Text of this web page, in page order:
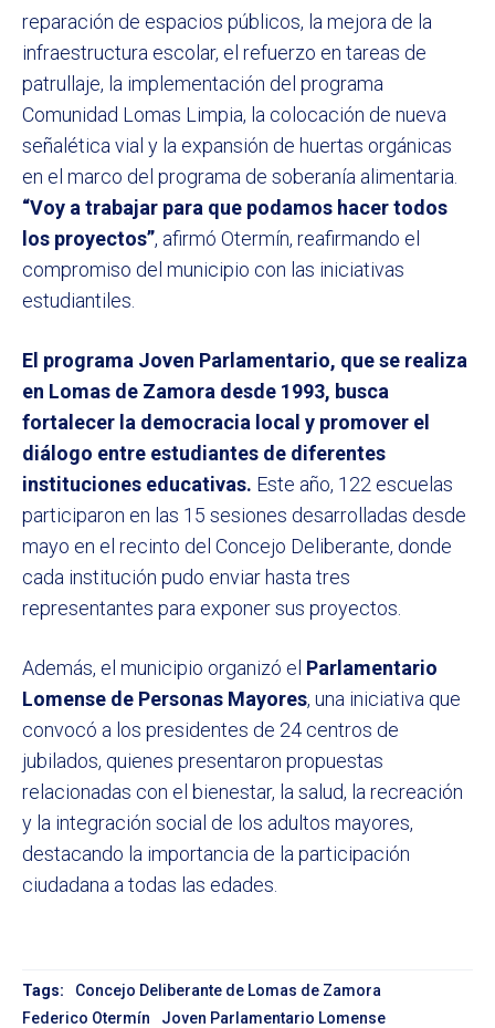
reparación de espacios públicos, la mejora de la
infraestructura escolar, el refuerzo en tareas de
patrullaje, la implementación del programa
Comunidad Lomas Limpia, la colocación de nueva
señalética vial y la expansión de huertas orgánicas
en el marco del programa de soberanía alimentaria.
“Voy a trabajar para que podamos hacer todos
los proyectos”, afirmó Otermín, reafirmando el
compromiso del municipio con las iniciativas
estudiantiles.
El programa Joven Parlamentario, que se realiza
en Lomas de Zamora desde 1993, busca
fortalecer la democracia local y promover el
diálogo entre estudiantes de diferentes
instituciones educativas. Este año, 122 escuelas
participaron en las 15 sesiones desarrolladas desde
mayo en el recinto del Concejo Deliberante, donde
cada institución pudo enviar hasta tres
representantes para exponer sus proyectos.
Además, el municipio organizó el Parlamentario
Lomense de Personas Mayores, una iniciativa que
convocó a los presidentes de 24 centros de
jubilados, quienes presentaron propuestas
relacionadas con el bienestar, la salud, la recreación
y la integración social de los adultos mayores,
destacando la importancia de la participación
ciudadana a todas las edades.
Tags:
Concejo Deliberante de Lomas de Zamora
Federico Otermín
Joven Parlamentario Lomense